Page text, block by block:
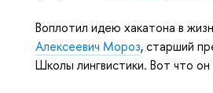
Воплотил идею хакатона в
Алексеевич Мороз, старший
Школы лингвистики. Вот что он